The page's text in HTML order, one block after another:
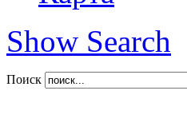
Show Search
Поиск